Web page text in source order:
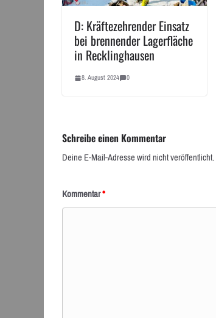
D: Kräftezehrender Einsatz
bei brennender Lagerfläche
in Recklinghausen
8. August 2024 0
Schreibe einen Kommentar
Deine E-Mail-Adresse wird nicht veröffentlicht.
Kommentar*